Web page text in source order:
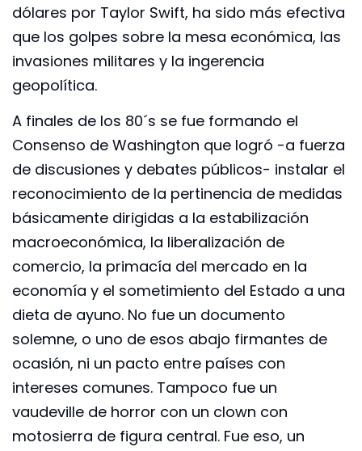
dólares por Taylor Swift, ha sido más efectiva
que los golpes sobre la mesa económica, las
invasiones militares y la ingerencia
geopolítica.
A finales de los 80´s se fue formando el
Consenso de Washington que logró -a fuerza
de discusiones y debates públicos- instalar el
reconocimiento de la pertinencia de medidas
básicamente dirigidas a la estabilización
macroeconómica, la liberalización de
comercio, la primacía del mercado en la
economía y el sometimiento del Estado a una
dieta de ayuno. No fue un documento
solemne, o uno de esos abajo firmantes de
ocasión, ni un pacto entre países con
intereses comunes. Tampoco fue un
vaudeville de horror con un clown con
motosierra de figura central. Fue eso, un